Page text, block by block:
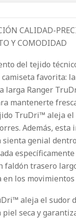
CALIDAD-
Y COMODIDAD
del tejido
favorita:
larga Ranger
mantenerte
TruDri™ aleja el
Además,
sienta genial
faldón trasero
en los
aleja el sudor
seca y